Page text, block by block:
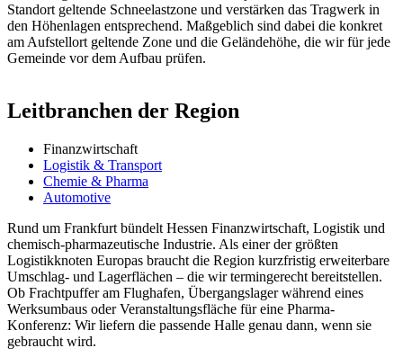
Standort geltende Schneelastzone und verstärken das Tragwerk in
den Höhenlagen entsprechend. Maßgeblich sind dabei die konkret
am Aufstellort geltende Zone und die Geländehöhe, die wir für jede
Gemeinde vor dem Aufbau prüfen.
Leitbranchen der Region
Finanzwirtschaft
Logistik & Transport
Chemie & Pharma
Automotive
Rund um Frankfurt bündelt Hessen Finanzwirtschaft, Logistik und
chemisch-pharmazeutische Industrie. Als einer der größten
Logistikknoten Europas braucht die Region kurzfristig erweiterbare
Umschlag- und Lagerflächen – die wir termingerecht bereitstellen.
Ob Frachtpuffer am Flughafen, Übergangslager während eines
Werksumbaus oder Veranstaltungsfläche für eine Pharma-
Konferenz: Wir liefern die passende Halle genau dann, wenn sie
gebraucht wird.